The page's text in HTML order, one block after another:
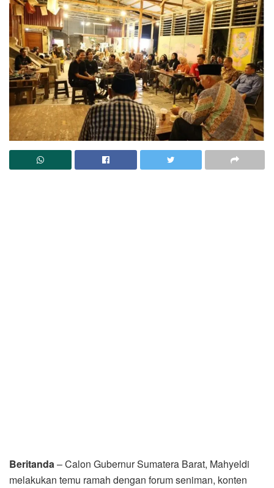
Beritanda– Calon Gubernur Sumatera Barat, Mahyeldi
melakukan temu ramah dengan forum seniman, konten